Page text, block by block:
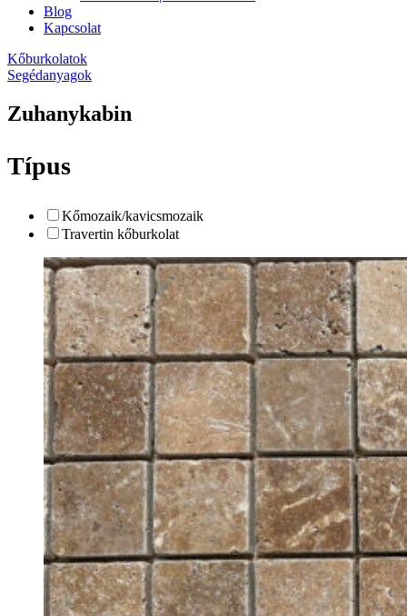
Blog
Kapcsolat
Kőburkolatok
Segédanyagok
Zuhanykabin
Típus
Kőmozaik/kavicsmozaik
Travertin kőburkolat